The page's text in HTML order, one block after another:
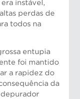
instável,
perdas de
todos na
entupia
foi mantido
a rapidez do
da